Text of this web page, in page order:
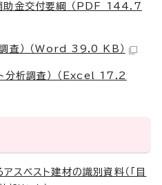
助金交付要綱 （PDF 144.7
調査） （Word 39.0 KB）
ト分析調査） （Excel 17.2
スベスト建材の識別資料（「目